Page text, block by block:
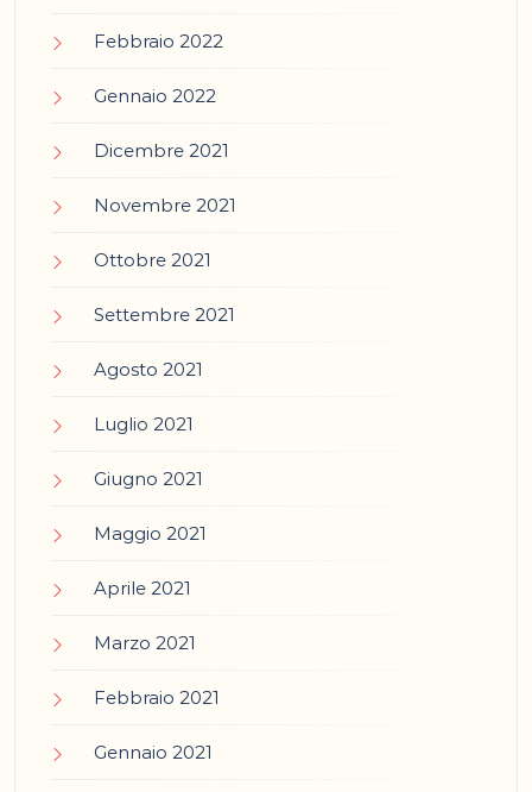
Febbraio 2022
Gennaio 2022
Dicembre 2021
Novembre 2021
Ottobre 2021
Settembre 2021
Agosto 2021
Luglio 2021
Giugno 2021
Maggio 2021
Aprile 2021
Marzo 2021
Febbraio 2021
Gennaio 2021